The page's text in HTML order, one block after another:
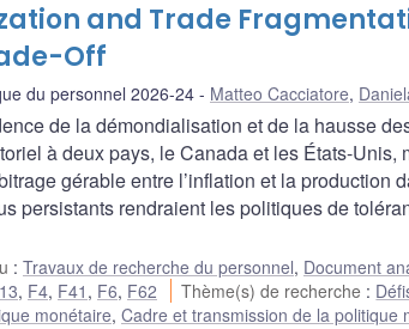
and Trade
Off
du personnel 2026-24 Matteo Cacciatore,
de la démondialisation et de la hausse
à deux pays, le Canada et les États-
gérable entre l’inflation et la production
persistants rendraient les politiques de
: Travaux de recherche du personnel, Document
, F4, F41 , F6, F62 Thème(s) de recherche :
monétaire, Cadre et transmission de la politique